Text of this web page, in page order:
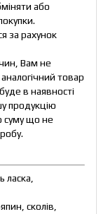
або
за рахунок
Вам не
товар
в наявності
продукцію
суму що не
ласка,
сколів,